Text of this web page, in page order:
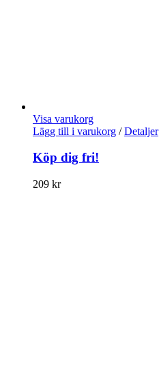
Visa varukorg
Lägg till i varukorg / Detaljer
Köp dig fri!
209 kr